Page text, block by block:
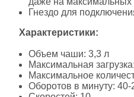
Гнездо для
Характеристики:
Объем чаши: 3,3 л
Максимальная
Максимальное
Оборотов в минуту: